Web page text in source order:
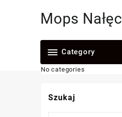
Mops
Category
No categories
Szukaj